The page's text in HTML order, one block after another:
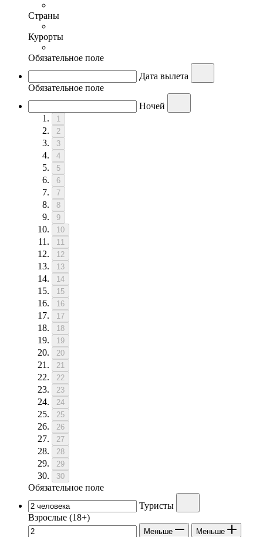
Страны
Курорты
Обязательное поле
Дата вылета
Обязательное поле
Ночей
1
2
3
4
5
6
7
8
9
10
11
12
13
14
15
16
17
18
19
20
21
22
23
24
25
26
27
28
29
30
Обязательное поле
Туристы
Взрослые (18+)
Меньше Меньше